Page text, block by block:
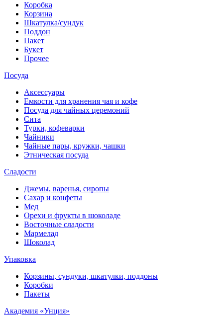
Коробка
Корзина
Шкатулка/сундук
Поддон
Пакет
Букет
Прочее
Посуда
Аксессуары
Емкости для хранения чая и кофе
Посуда для чайных церемоний
Сита
Турки, кофеварки
Чайники
Чайные пары, кружки, чашки
Этническая посуда
Сладости
Джемы, варенья, сиропы
Сахар и конфеты
Мед
Орехи и фрукты в шоколаде
Восточные сладости
Мармелад
Шоколад
Упаковка
Корзины, сундуки, шкатулки, поддоны
Коробки
Пакеты
Академия «Унция»